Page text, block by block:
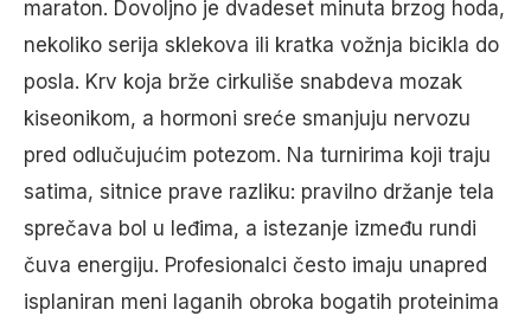
maraton. Dovoljno je dvadeset minuta brzog hoda,
nekoliko serija sklekova ili kratka vožnja bicikla do
posla. Krv koja brže cirkuliše snabdeva mozak
kiseonikom, a hormoni sreće smanjuju nervozu
pred odlučujućim potezom. Na turnirima koji traju
satima, sitnice prave razliku: pravilno držanje tela
sprečava bol u leđima, a istezanje između rundi
čuva energiju. Profesionalci često imaju unapred
isplaniran meni laganih obroka bogatih proteinima